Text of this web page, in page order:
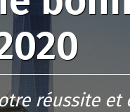
réussite et